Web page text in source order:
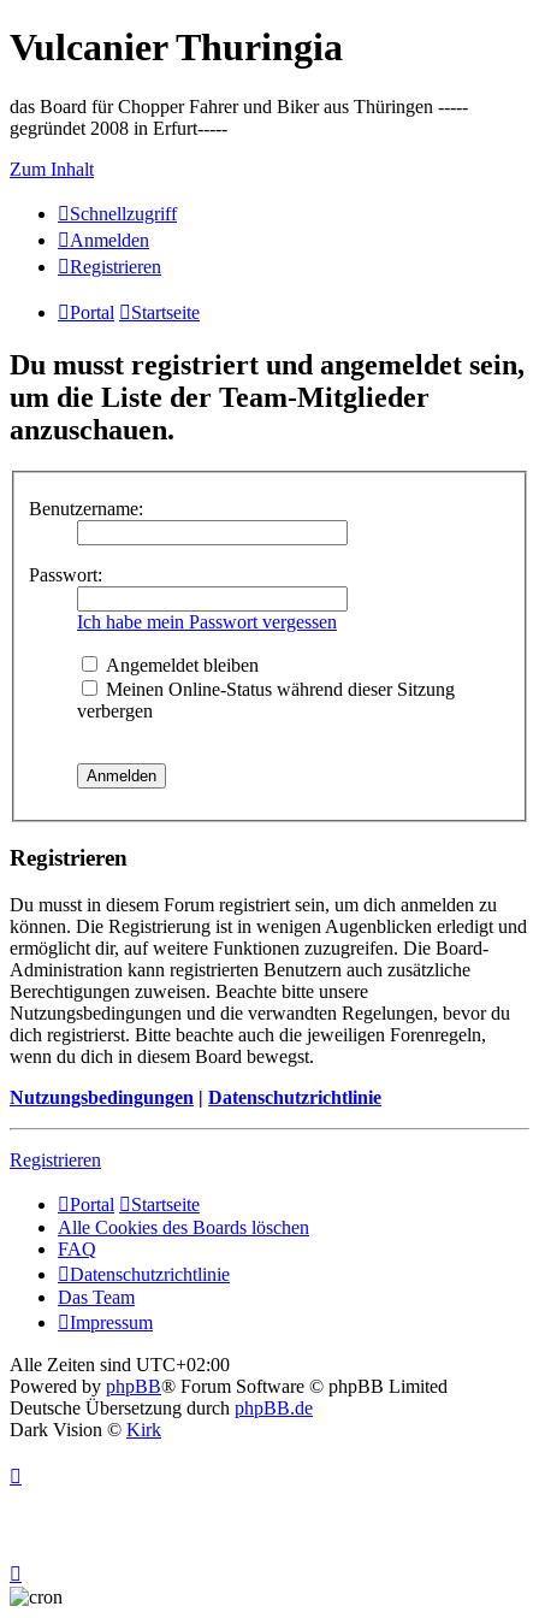
Vulcanier Thuringia
das Board für Chopper Fahrer und Biker aus Thüringen -----
gegründet 2008 in Erfurt-----
Zum Inhalt
Schnellzugriff
Anmelden
Registrieren
Portal Startseite
Du musst registriert und angemeldet sein,
um die Liste der Team-Mitglieder
anzuschauen.
Benutzername:
Passwort:
Ich habe mein Passwort vergessen
Angemeldet bleiben
Meinen Online-Status während dieser Sitzung
verbergen
Registrieren
Du musst in diesem Forum registriert sein, um dich anmelden zu
können. Die Registrierung ist in wenigen Augenblicken erledigt und
ermöglicht dir, auf weitere Funktionen zuzugreifen. Die Board-
Administration kann registrierten Benutzern auch zusätzliche
Berechtigungen zuweisen. Beachte bitte unsere
Nutzungsbedingungen und die verwandten Regelungen, bevor du
dich registrierst. Bitte beachte auch die jeweiligen Forenregeln,
wenn du dich in diesem Board bewegst.
Nutzungsbedingungen | Datenschutzrichtlinie
Registrieren
Portal
Startseite
Alle Cookies des Boards löschen
FAQ
Datenschutzrichtlinie
Das Team
Impressum
Alle Zeiten sind UTC+02:00
Powered by phpBB® Forum Software © phpBB Limited
Deutsche Übersetzung durch phpBB.de
Dark Vision © Kirk